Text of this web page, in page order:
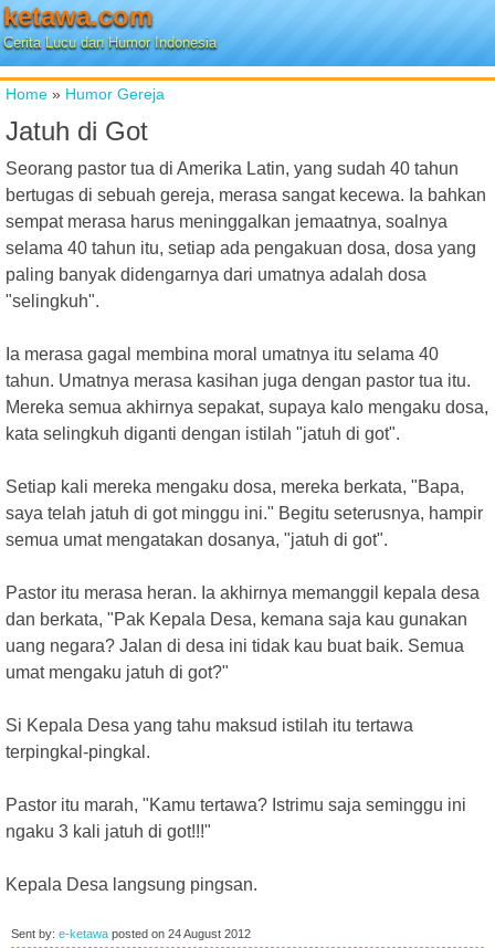
ketawa.com
Cerita Lucu dan Humor Indonesia
Home » Humor Gereja
Jatuh di Got
Seorang pastor tua di Amerika Latin, yang sudah 40 tahun
bertugas di sebuah gereja, merasa sangat kecewa. Ia bahkan
sempat merasa harus meninggalkan jemaatnya, soalnya
selama 40 tahun itu, setiap ada pengakuan dosa, dosa yang
paling banyak didengarnya dari umatnya adalah dosa
"selingkuh".
Ia merasa gagal membina moral umatnya itu selama 40
tahun. Umatnya merasa kasihan juga dengan pastor tua itu.
Mereka semua akhirnya sepakat, supaya kalo mengaku dosa,
kata selingkuh diganti dengan istilah "jatuh di got".
Setiap kali mereka mengaku dosa, mereka berkata, "Bapa,
saya telah jatuh di got minggu ini." Begitu seterusnya, hampir
semua umat mengatakan dosanya, "jatuh di got".
Pastor itu merasa heran. Ia akhirnya memanggil kepala desa
dan berkata, "Pak Kepala Desa, kemana saja kau gunakan
uang negara? Jalan di desa ini tidak kau buat baik. Semua
umat mengaku jatuh di got?"
Si Kepala Desa yang tahu maksud istilah itu tertawa
terpingkal-pingkal.
Pastor itu marah, "Kamu tertawa? Istrimu saja seminggu ini
ngaku 3 kali jatuh di got!!!"
Kepala Desa langsung pingsan.
Sent by: e-ketawa posted on 24 August 2012